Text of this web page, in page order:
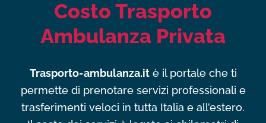
Costo Trasporto
Ambulanza Privata
Trasporto-ambulanza.itè il portale che ti
permette di prenotare servizi professionali e
trasferimenti veloci in tutta Italia e all’estero.